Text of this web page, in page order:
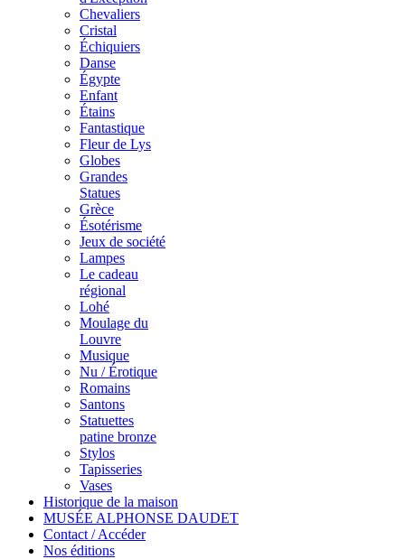
Chevaliers
Cristal
Échiquiers
Danse
Égypte
Enfant
Étains
Fantastique
Fleur de Lys
Globes
Grandes
Statues
Grèce
Ésotérisme
Jeux de société
Lampes
Le cadeau
régional
Lohé
Moulage du
Louvre
Musique
Nu / Érotique
Romains
Santons
Statuettes
patine bronze
Stylos
Tapisseries
Vases
Historique de la maison
MUSÉE ALPHONSE DAUDET
Contact / Accéder
Nos éditions